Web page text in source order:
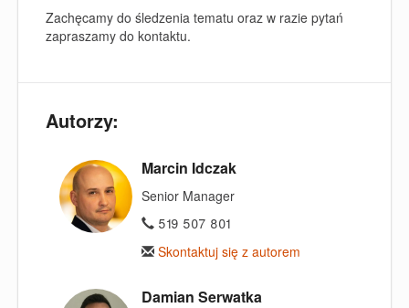
Zachęcamy do śledzenia tematu oraz w razie pytań
zapraszamy do kontaktu.
Autorzy:
Marcin Idczak
Senior Manager
519 507 801
Skontaktuj się z autorem
Damian Serwatka